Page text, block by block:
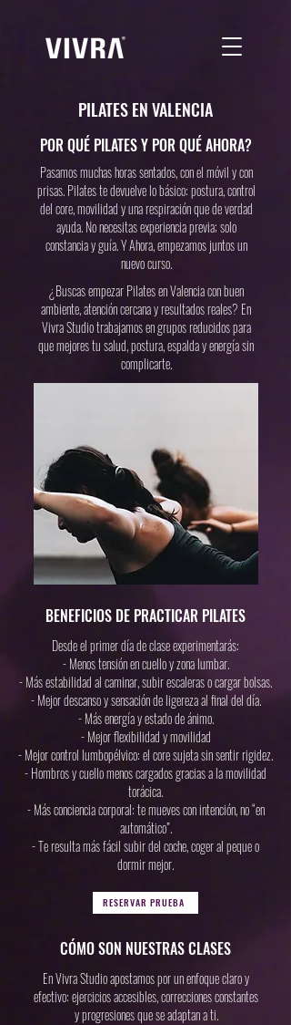
PILATES EN VALENCIA
POR QUÉ PILATES Y POR QUÉ AHORA?
Pasamos muchas horas sentados, con el móvil y con
prisas. Pilates te devuelve lo básico: postura, control
del core, movilidad y una respiración que de verdad
ayuda. No necesitas experiencia previa; solo
constancia y guía. Y Ahora, empezamos juntos un
nuevo curso.
¿Buscas empezar Pilates en Valencia con buen
ambiente, atención cercana y resultados reales? En
Vivra Studio trabajamos en grupos reducidos para
que mejores tu salud, postura, espalda y energía sin
complicarte.
BENEFICIOS DE PRACTICAR PILATES
Desde el primer día de clase experimentarás:
- Menos tensión en cuello y zona lumbar.
- Más estabilidad al caminar, subir escaleras o cargar bolsas.
- Mejor descanso y sensación de ligereza al final del día.
- Más energía y estado de ánimo.
- Mejor flexibilidad y movilidad
- Mejor control lumbopélvico: el core sujeta sin sentir rigidez.
- Hombros y cuello menos cargados gracias a la movilidad
torácica.
- Más conciencia corporal: te mueves con intención, no “en
automático”.
- Te resulta más fácil subir del coche, coger al peque o
dormir mejor.
RESERVAR PRUEBA
CÓMO SON NUESTRAS CLASES
En Vivra Studio apostamos por un enfoque claro y
efectivo: ejercicios accesibles, correcciones constantes
y progresiones que se adaptan a ti.